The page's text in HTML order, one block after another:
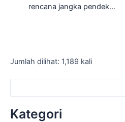
rencana jangka pendek…
Jumlah dilihat: 1,189 kali
Kategori